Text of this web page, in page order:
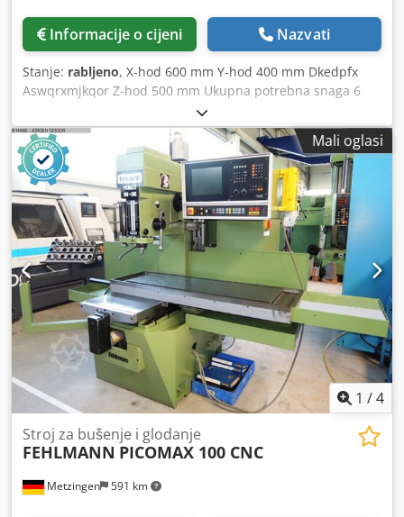
Informacije o cijeni Nazvati
Stanje: rabljeno, X-hod 600 mm Y-hod 400 mm Dkedpfx
Aswqrxmjkqor Z-hod 500 mm Ukupna potrebna snaga 6
Mali oglasi
1 /4
Metzingen 591 km
Stroj za bušenje i glodanje
FEHLMANN PICOMAX 100 CNC